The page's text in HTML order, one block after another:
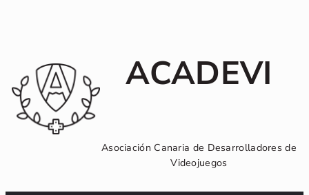
ACADEVI
Asociación Canaria de Desarrolladores de
Videojuegos